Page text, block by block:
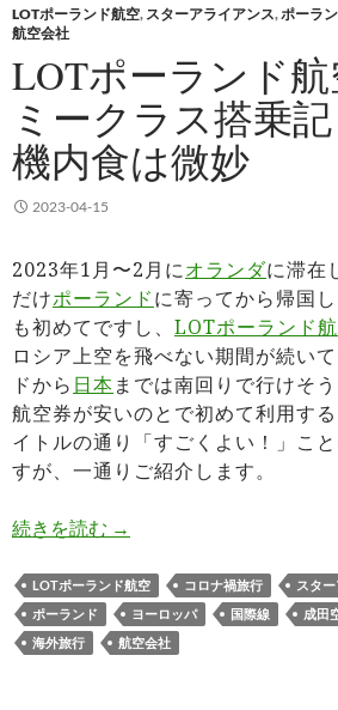
LOTポーランド航空, スターアライアンス,ポーラ
航空会社
LOTポーランド
ミークラス搭乗
機内食は微妙
2023-04-15
2023年1月〜2月にオランダに滞在
だけポーランドに寄ってから帰国
も初めてですし、 LOTポーランド
ロシア上空を飛べない期間が続い
ドから 日本までは南回りで行けそ
航空券が安いのとで初めて利用す
イトルの通り「すごくよい！」こ
すが、一通りご紹介します。
続きを読む LOTポーランド航空エコ
→
LOTポーランド航空 コロナ禍旅行
スタ
ポーランド
ヨーロッパ 国際線 成田
海外旅行
航空会社